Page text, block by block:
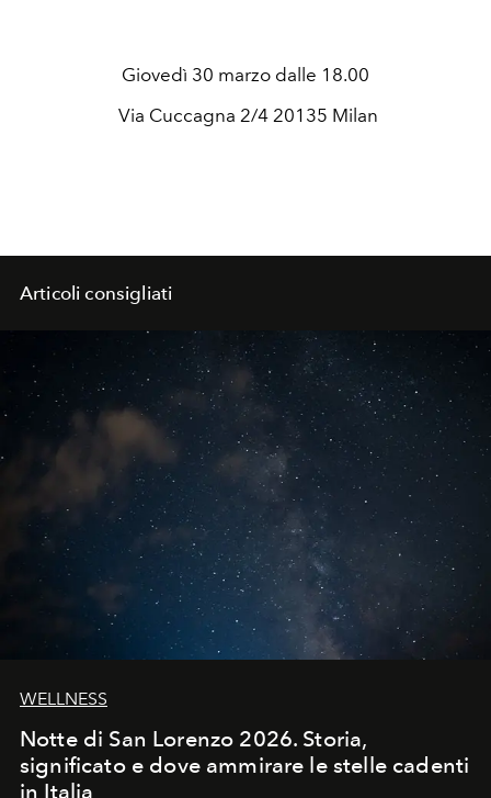
Giovedì 30 marzo dalle 18.00
Via Cuccagna 2/4 20135 Milan
Articoli consigliati
WELLNESS
Notte di San Lorenzo 2026. Storia,
significato e dove ammirare le stelle cadenti
in Italia